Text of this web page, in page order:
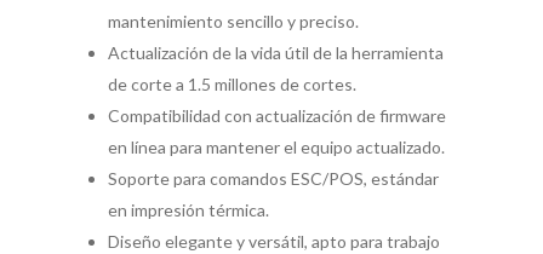
mantenimiento sencillo y preciso.
Actualización de la vida útil de la herramienta
de corte a 1.5 millones de cortes.
Compatibilidad con actualización de firmware
en línea para mantener el equipo actualizado.
Soporte para comandos ESC/POS, estándar
en impresión térmica.
Diseño elegante y versátil, apto para trabajo